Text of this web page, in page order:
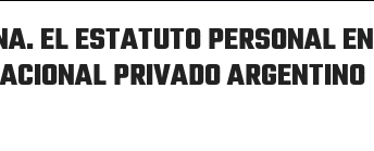
EL ESTATUTO PERSONAL EN
PRIVADO ARGENTINO